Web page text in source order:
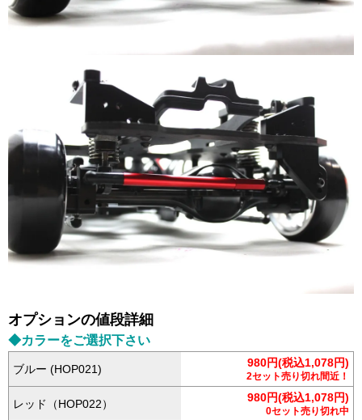
オプションの値段詳細
◆カラーをご選択下さい
ブルー (HOP021) 980円(税込1,078円)
2セット売り切れ間近！
レッド（HOP022） 980円(税込1,078円)
0セット売り切れ中